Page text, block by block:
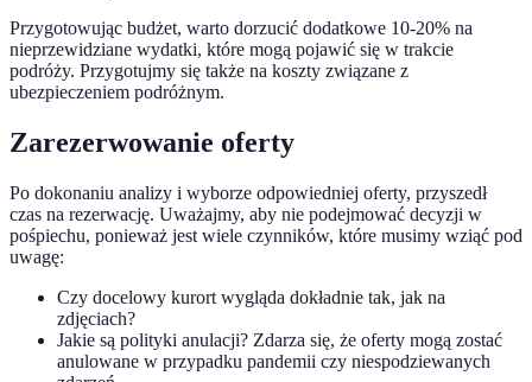
Przygotowując budżet, warto dorzucić dodatkowe 10-20% na
nieprzewidziane wydatki, które mogą pojawić się w trakcie
podróży. Przygotujmy się także na koszty związane z
ubezpieczeniem podróżnym.
Zarezerwowanie oferty
Po dokonaniu analizy i wyborze odpowiedniej oferty, przyszedł
czas na rezerwację. Uważajmy, aby nie podejmować decyzji w
pośpiechu, ponieważ jest wiele czynników, które musimy wziąć pod
uwagę:
Czy docelowy kurort wygląda dokładnie tak, jak na
zdjęciach?
Jakie są polityki anulacji? Zdarza się, że oferty mogą zostać
anulowane w przypadku pandemii czy niespodziewanych